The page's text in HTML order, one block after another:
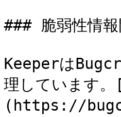
### 脆弱性情
Keeperは
理しています
(https://